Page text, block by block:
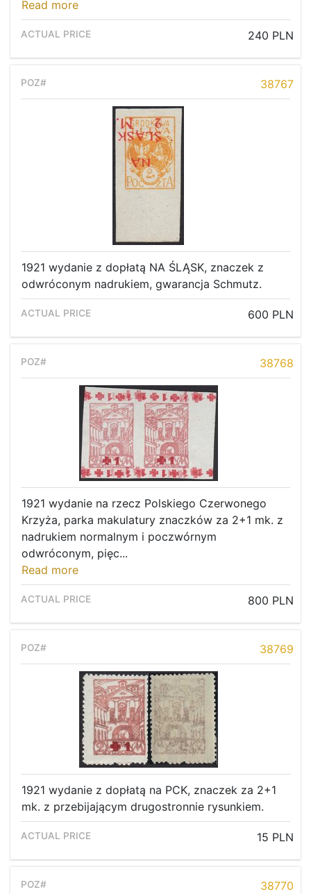
Read more
240 PLN
38767
1921 wydanie z dopłatą NA ŚLĄSK, znaczek z
odwróconym nadrukiem, gwarancja Schmutz.
600 PLN
38768
1921 wydanie na rzecz Polskiego Czerwonego
Krzyża, parka makulatury znaczków za 2+1 mk. z
nadrukiem normalnym i poczwórnym
odwróconym, pięc...
Read more
800 PLN
38769
1921 wydanie z dopłatą na PCK, znaczek za 2+1
mk. z przebijającym drugostronnie rysunkiem.
15 PLN
38770